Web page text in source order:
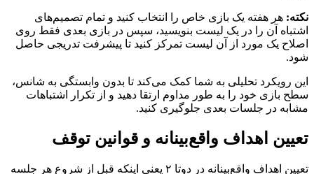
نکته: هر هفته یک بازی خاص را انتخاب کنید و تمام تصمیم‌های
اشتباه آن را در یک لیست بنویسید، سپس در بازی بعدی فقط روی
اصلاح یک مورد از آن لیست تمرکز کنید تا پیشرفت تدریجی حاصل
شود.
این رویکرد تحلیلی به شما کمک می‌کند تا بدون وابستگی به شانس،
سطح بازی خود را به طور مداوم ارتقا دهید و از تکرار اشتباهات
مشابه در جلسات بعدی جلوگیری کنید.
تعیین اهداف واقع‌بینانه و قوانین توقف
تعیین اهداف واقع‌بینانه در دوتا ۲ یعنی اینکه قبل از شروع هر جلسه